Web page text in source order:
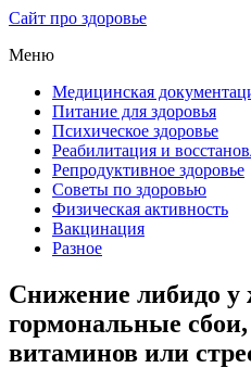
Сайт про здоровье
Меню
Медицинская
Питание для здоровья
Психическое здоровье
Реабилитация и
Репродуктивное здоровье
Советы по здоровью
Физическая активность
Вакцинация
Разное
Снижение либидо
гормональные
витаминов или